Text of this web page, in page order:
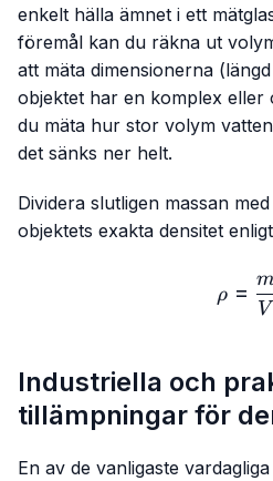
enkelt hälla ämnet i ett
föremål kan du räkna ut
att mäta dimensionerna
objektet har en komplex
du mäta hur stor volym
det sänks ner helt.
Dividera slutligen massan
objektets exakta densitet
ρ =
V
Industriella och
tillämpningar för
En av de vanligaste